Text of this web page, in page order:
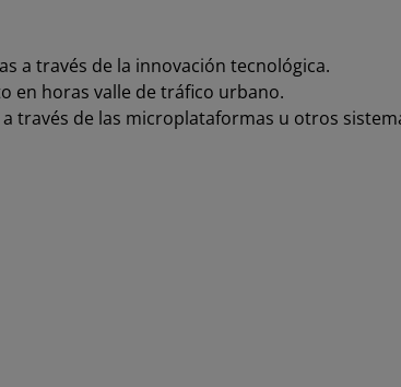
a través de la innovación tecnológica.
en horas valle de tráfico urbano.
través de las microplataformas u otros